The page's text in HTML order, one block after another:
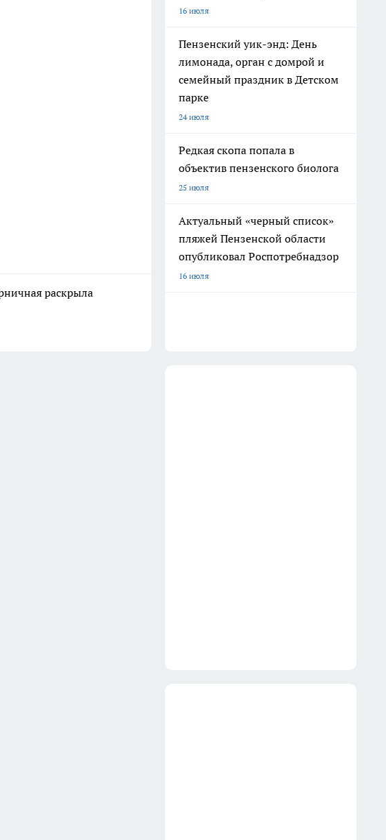
раскрыла
16 июля
Пензенский уик-энд: День
лимонада, орган с домрой и
семейный праздник в Детском
парке
24 июля
Редкая скопа попала в
объектив пензенского биолога
25 июля
Актуальный «черный список»
пляжей Пензенской области
опубликовал Роспотребнадзор
16 июля